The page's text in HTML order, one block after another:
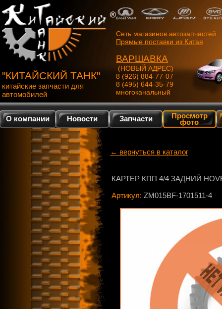
"КИТАЙСКИЙ ТАНК"
китайские запчасти для
автомобилей
Сеть магазинов автозапчастей
Прямые поставки из Китая
ВАРШАВКА
(НОВЫЙ АДРЕС)
8 (926) 884-77-07
8 (495) 644-35-79
многоканальный
О компании Новости Запчасти Просмотр
фото
← вернуться в каталог
КАРТЕР КПП 4/4 ЗАДНИЙ
Артикул: ZM015BF-1701511-4